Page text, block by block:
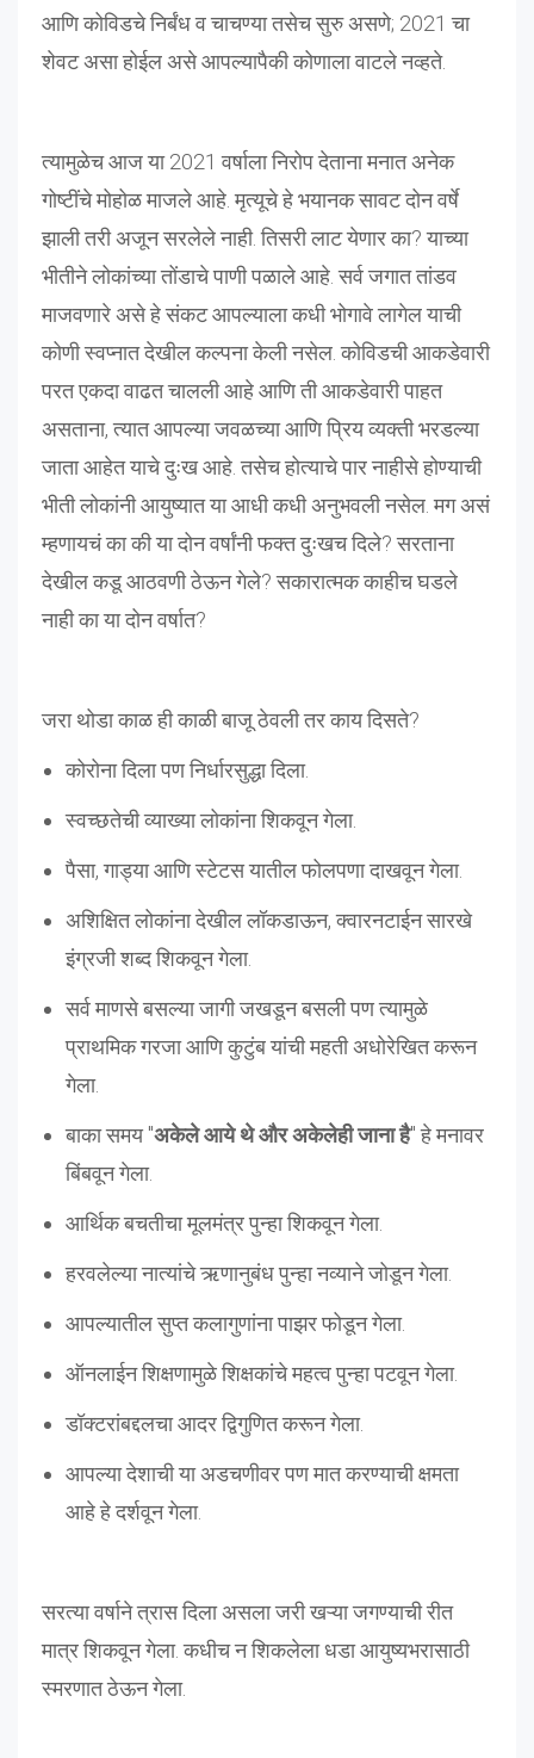
आणि कोविडचे निर्बंध व चाचण्या तसेच सुरु असणे; 2021 चा
शेवट असा होईल असे आपल्यापैकी कोणाला वाटले नव्हते.
त्यामुळेच आज या 2021 वर्षाला निरोप देताना मनात अनेक
गोष्टींचे मोहोळ माजले आहे. मृत्यूचे हे भयानक सावट दोन वर्षे
झाली तरी अजून सरलेले नाही. तिसरी लाट येणार का? याच्या
भीतीने लोकांच्या तोंडाचे पाणी पळाले आहे. सर्व जगात तांडव
माजवणारे असे हे संकट आपल्याला कधी भोगावे लागेल याची
कोणी स्वप्नात देखील कल्पना केली नसेल. कोविडची आकडेवारी
परत एकदा वाढत चालली आहे आणि ती आकडेवारी पाहत
असताना, त्यात आपल्या जवळच्या आणि प्रिय व्यक्ती भरडल्या
जाता आहेत याचे दुःख आहे. तसेच होत्याचे पार नाहीसे होण्याची
भीती लोकांनी आयुष्यात या आधी कधी अनुभवली नसेल. मग असं
म्हणायचं का की या दोन वर्षांनी फक्त दुःखच दिले? सरताना
देखील कडू आठवणी ठेऊन गेले? सकारात्मक काहीच घडले
नाही का या दोन वर्षात?
जरा थोडा काळ ही काळी बाजू ठेवली तर काय दिसते?
कोरोना दिला पण निर्धारसुद्धा दिला.
स्वच्छतेची व्याख्या लोकांना शिकवून गेला.
पैसा, गाड्या आणि स्टेटस यातील फोलपणा दाखवून गेला.
अशिक्षित लोकांना देखील लॉकडाऊन, क्वारनटाईन सारखे
इंग्रजी शब्द शिकवून गेला.
सर्व माणसे बसल्या जागी जखडून बसली पण त्यामुळे
प्राथमिक गरजा आणि कुटुंब यांची महती अधोरेखित करून
गेला.
बाका समय "अकेले आये थे और अकेलेही जाना है" हे मनावर
बिंबवून गेला.
आर्थिक बचतीचा मूलमंत्र पुन्हा शिकवून गेला.
हरवलेल्या नात्यांचे ऋणानुबंध पुन्हा नव्याने जोडून गेला.
आपल्यातील सुप्त कलागुणांना पाझर फोडून गेला.
ऑनलाईन शिक्षणामुळे शिक्षकांचे महत्व पुन्हा पटवून गेला.
डॉक्टरांबद्दलचा आदर द्विगुणित करून गेला.
आपल्या देशाची या अडचणीवर पण मात करण्याची क्षमता
आहे हे दर्शवून गेला.
सरत्या वर्षाने त्रास दिला असला जरी खऱ्या जगण्याची रीत
मात्र शिकवून गेला. कधीच न शिकलेला धडा आयुष्यभरासाठी
स्मरणात ठेऊन गेला.